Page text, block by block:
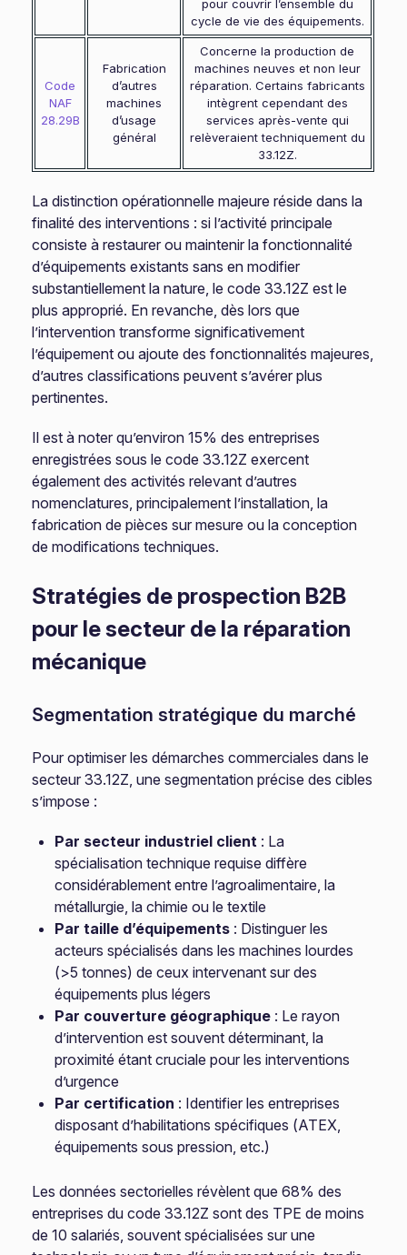
pour couvrir l’ensemble du
cycle de vie des équipements.
Code
NAF
28.29B
Fabrication
d’autres
machines
d’usage
général
Concerne la production de
machines neuves et non leur
réparation. Certains fabricants
intègrent cependant des
services après-vente qui
relèveraient techniquement du
33.12Z.
La distinction opérationnelle majeure réside dans la
finalité des interventions : si l’activité principale
consiste à restaurer ou maintenir la fonctionnalité
d’équipements existants sans en modifier
substantiellement la nature, le code 33.12Z est le
plus approprié. En revanche, dès lors que
l’intervention transforme significativement
l’équipement ou ajoute des fonctionnalités majeures,
d’autres classifications peuvent s’avérer plus
pertinentes.
Il est à noter qu’environ 15% des entreprises
enregistrées sous le code 33.12Z exercent
également des activités relevant d’autres
nomenclatures, principalement l’installation, la
fabrication de pièces sur mesure ou la conception
de modifications techniques.
Stratégies de prospection B2B
pour le secteur de la réparation
mécanique
Segmentation stratégique du marché
Pour optimiser les démarches commerciales dans le
secteur 33.12Z, une segmentation précise des cibles
s’impose :
Par secteur industriel client : La
spécialisation technique requise diffère
considérablement entre l’agroalimentaire, la
métallurgie, la chimie ou le textile
Par taille d’équipements : Distinguer les
acteurs spécialisés dans les machines lourdes
(>5 tonnes) de ceux intervenant sur des
équipements plus légers
Par couverture géographique : Le rayon
d’intervention est souvent déterminant, la
proximité étant cruciale pour les interventions
d’urgence
Par certification : Identifier les entreprises
disposant d’habilitations spécifiques (ATEX,
équipements sous pression, etc.)
Les données sectorielles révèlent que 68% des
entreprises du code 33.12Z sont des TPE de moins
de 10 salariés, souvent spécialisées sur une